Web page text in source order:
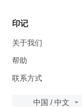
印记
关于我们
帮助
联系方式
中国 / 中文